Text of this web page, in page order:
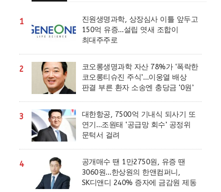
1
진원생명과학, 상장심사 이틀 앞두고
150억 유증…설립 엿새 조합이
최대주주로
2
코오롱생명과학 자산 78%가 ‘폭락한
코오롱티슈진 주식’…이웅열 배상
판결 부른 환자 소송엔 충당금 ‘0원’
3
대한항공, 7500억 기내식 되사기 또
연기…조원태 ‘공급망 회수’ 공정위
문턱서 걸려
4
공개매수 땐 1만2750원, 유증 땐
3060원…한상원의 한앤컴퍼니,
SK디앤디 240% 증자에 금감원 제동